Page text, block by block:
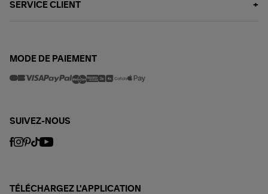
SERVICE CLIENT
MODE DE PAIEMENT
SUIVEZ-NOUS
TÉLÉCHARGEZ L'APPLICATION